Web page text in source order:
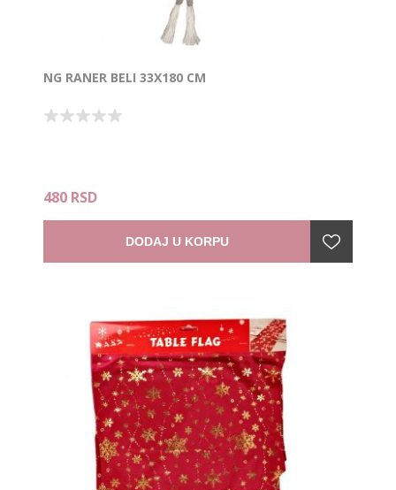
NG RANER BELI 33X180 CM
480 RSD
DODAJ U KORPU